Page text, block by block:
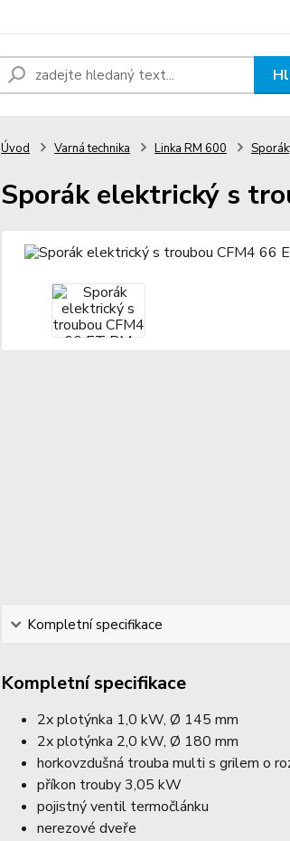
Úvod Varná technika Linka RM 600
Sporák elektrický s
Kompletní specifikace
Kompletní specifikace
2x plotýnka 1,0 kW, Ø 145 mm
2x plotýnka 2,0 kW, Ø 180 mm
horkovzdušná trouba multi s grilem o
příkon trouby 3,05 kW
pojistný ventil termočlánku
nerezové dveře